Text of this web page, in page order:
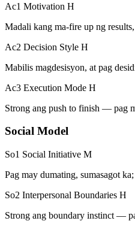
Ac1 Motivation H
Madali kang ma-fire up ng
Ac2 Decision Style H
Mabilis magdesisyon, at pag
Ac3 Execution Mode H
Strong ang push to finish — pag
Social Model
So1 Social Initiative M
Pag may dumating, sumasagot
So2 Interpersonal Boundaries H
Strong ang boundary instinct —